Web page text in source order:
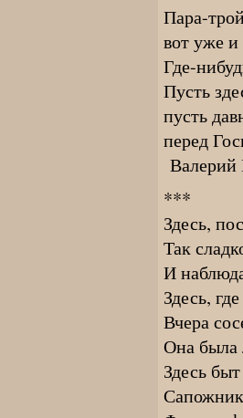
Пара-
вот уже
Где-
Пусть
пусть
перед
***
Здесь,
Так
И
Здесь,
Вчера
Она была
Здесь